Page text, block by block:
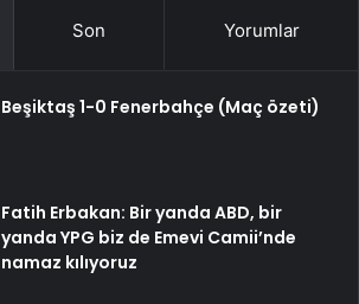
Son Yorumlar
Beşiktaş 1-0 Fenerbahçe (Maç özeti)
Fatih Erbakan: Bir yanda ABD, bir
yanda YPG biz de Emevi Camii’nde
namaz kılıyoruz